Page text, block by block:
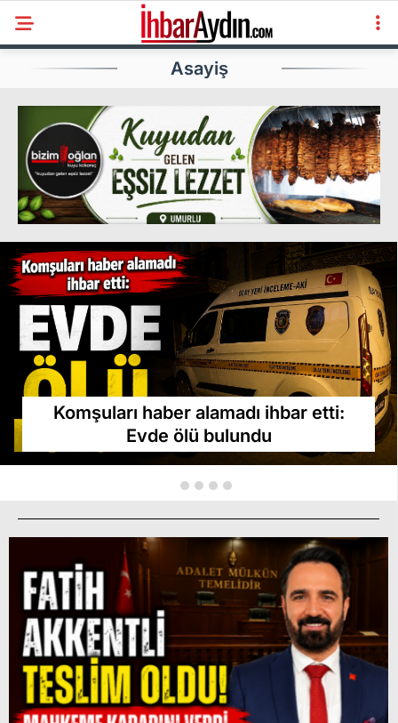
Asayiş
Komşuları haber alamadı ihbar etti:
Evde ölü bulundu